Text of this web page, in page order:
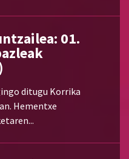
01.
ditugu Korrika
Hementxe